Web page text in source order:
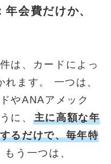
会費だけか、
は、カードによっ
ます。 一つは、
やANAアメック
に、
主に高額な年
るだけで、毎年特
う一つは、